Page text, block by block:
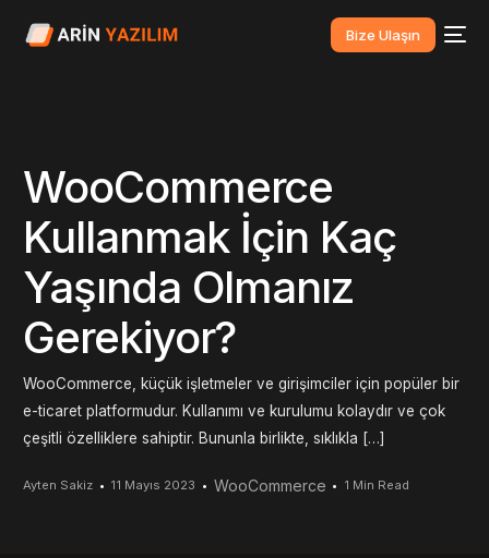
Bize Ulaşın
WooCommerce
Kullanmak İçin Kaç
Yaşında Olmanız
Gerekiyor?
WooCommerce, küçük işletmeler ve girişimciler için popüler bir
e-ticaret platformudur. Kullanımı ve kurulumu kolaydır ve çok
çeşitli özelliklere sahiptir. Bununla birlikte, sıklıkla […]
Ayten Sakiz 11 Mayıs 2023 WooCommerce 1 Min Read